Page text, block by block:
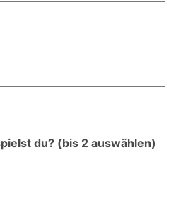
du? (bis 2 auswählen)